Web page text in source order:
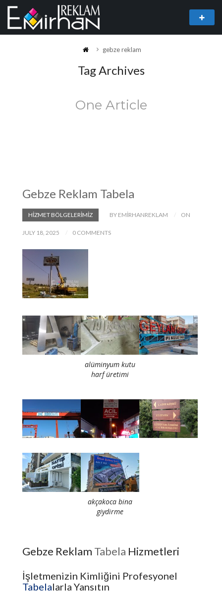
gebze reklam
Tag Archives
One Article
Gebze Reklam Tabela
HIZMET BÖLGELERIMIZ BY EMIRHANREKLAM ON
JULY 18, 2025 0 COMMENTS
alüminyum kutu
harf üretimi
akçakoca bina
giydirme
Gebze Reklam Tabela Hizmetleri
İşletmenizin Kimliğini Profesyonel
Tabelalarla Yansıtın